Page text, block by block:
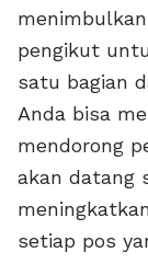
pengikut
satu bagian
Anda bisa
mendorong
akan datang
setiap pos